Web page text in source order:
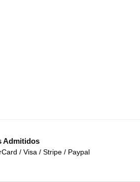
Admitidos
/ Visa / Stripe / Paypal